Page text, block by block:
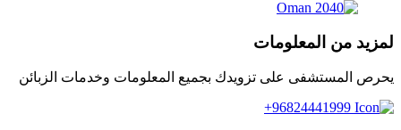
لمزيد من المعلومات
يحرص المستشفى على تزويدك بجميع المعلومات وخدمات الزبائن
96824441999+